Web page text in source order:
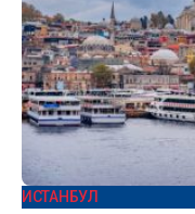
ИСТАНБУЛ